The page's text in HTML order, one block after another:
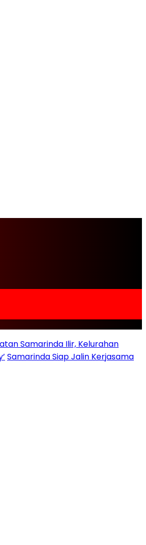
Samarinda Ilir, Kelurahan
Samarinda Siap Jalin Kerjasama